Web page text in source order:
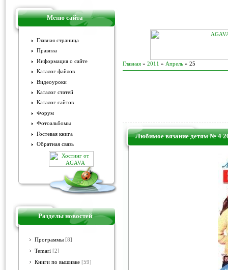
Меню сайта
Главная страница
Правила
Информация о сайте
Каталог файлов
Видеоуроки
Каталог статей
Каталог сайтов
Форум
Фотоальбомы
Гостевая книга
Обратная связь
Разделы новостей
Программы [8]
Temari [2]
Книги по вышивке [59]
Главная » 2011 » Апрель » 25
Любимое вязание детям № 4